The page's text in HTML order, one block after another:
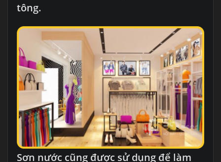
tông.
Sơn nước cũng được sử dụng để làm